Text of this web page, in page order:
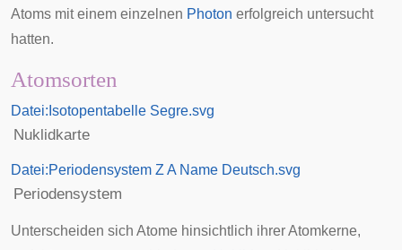
Atoms mit einem einzelnen Photon erfolgreich untersucht
hatten.
Atomsorten
Datei:Isotopentabelle Segre.svg
Nuklidkarte
Datei:Periodensystem Z A Name Deutsch.svg
Periodensystem
Unterscheiden sich Atome hinsichtlich ihrer Atomkerne,